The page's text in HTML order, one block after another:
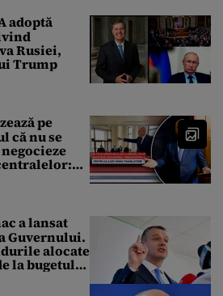
adoptă
Rusiei,
Trump
pe
că nu se
a lansat
Guvernului.
alocate
la bugetul